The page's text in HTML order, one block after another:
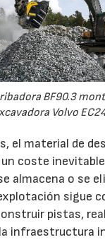
BF90.3
Volvo
el material de
coste
almacena o se
sigue
pistas,
infraestructura